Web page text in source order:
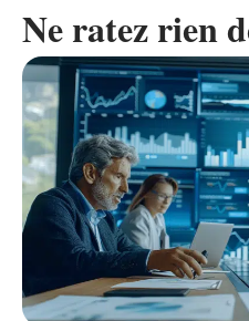
Ne ratez rien